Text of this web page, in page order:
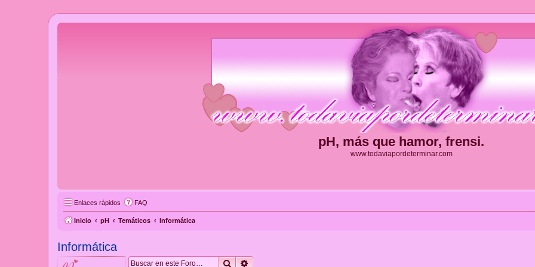
pH, más que hamor, frensi.
www.todaviapordeterminar.com
Enlaces rápidos FAQ
Inicio pH Temáticos Informática
Informática
Buscar